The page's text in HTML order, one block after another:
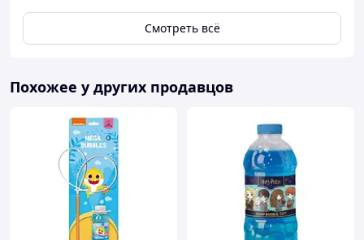
Смотреть всё
Похожее у других продавцов